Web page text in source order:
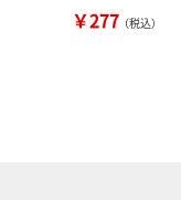
￥277 （税込）